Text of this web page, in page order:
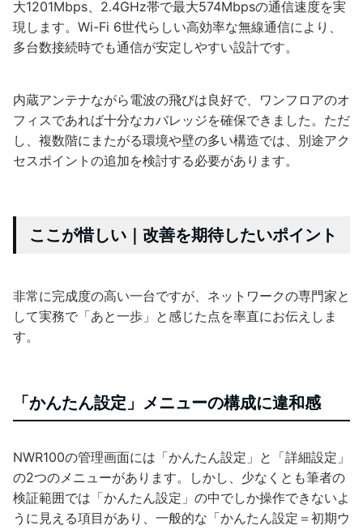
大1201Mbps、2.4GHz帯で最大574Mbpsの通信速度を実
現します。Wi-Fi 6世代らしい高効率な無線通信により、
多台数接続時でも通信が安定しやすい設計です。
内蔵アンテナながら電波の飛びは良好で、ワンフロアのオ
フィスであれば十分なカバレッジを確保できました。ただ
し、複数階にまたがる環境や壁の多い構造では、別途アク
セスポイントの追加を検討する必要があります。
ここが惜しい｜改善を期待したいポイント
非常に完成度の高い一台ですが、ネットワークの専門家と
して実務で「あと一歩」と感じた点を率直にお伝えしま
す。
「かんたん設定」メニューの構成に違和感
NWR100の管理画面には「かんたん設定」と「詳細設定」
の2つのメニューがあります。しかし、少なくとも筆者の
検証範囲では「かんたん設定」の中でしか操作できないよ
うに見える項目があり、一般的な「かんたん設定＝初期ウ